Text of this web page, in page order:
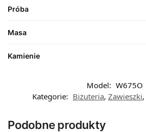
Próba
Masa
Kamienie
Model: W675O
Kategorie: Biżuteria, Zawieszki,
Podobne produkty